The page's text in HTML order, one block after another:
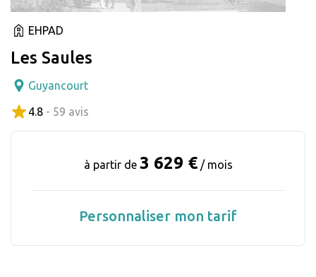
EHPAD
Les Saules
Guyancourt
4.8 - 59 avis
à partir de 3 629 € / mois
Personnaliser mon tarif